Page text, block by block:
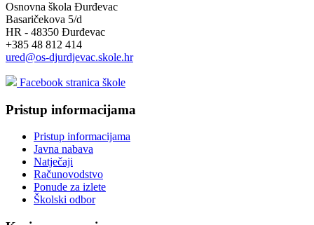
Osnovna škola Đurđevac
Basaričekova 5/d
HR - 48350 Đurđevac
+385 48 812 414
ured@os-djurdjevac.skole.hr
Facebook stranica škole
Pristup informacijama
Pristup informacijama
Javna nabava
Natječaji
Računovodstvo
Ponude za izlete
Školski odbor